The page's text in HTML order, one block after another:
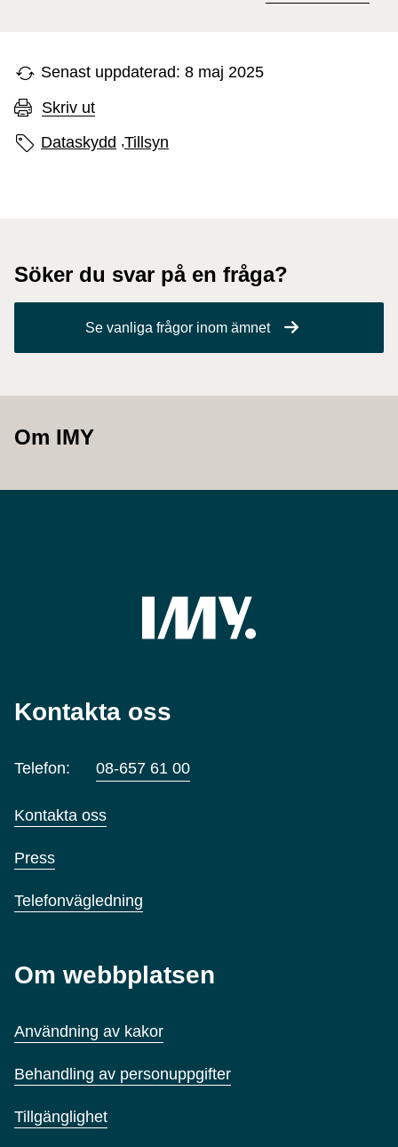
Senast uppdaterad: 8 maj 2025
Skriv ut
Sidans etiketter
Dataskydd ,Tillsyn
Söker du svar på en fråga?
Se vanliga frågor inom ämnet
Om IMY
Kontakta oss
Telefon: 08-657 61 00
Kontakta oss
Press
Telefonvägledning
Om webbplatsen
Användning av kakor
Behandling av personuppgifter
Tillgänglighet